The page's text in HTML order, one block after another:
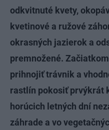
odkvitnuté kvety,
kvetinové a ružové
okrasných jazierok a
premnožené.
prihnojiť trávnik a
rastlín pokosiť prvýkrát
horúcich letných dní
záhrade a vo